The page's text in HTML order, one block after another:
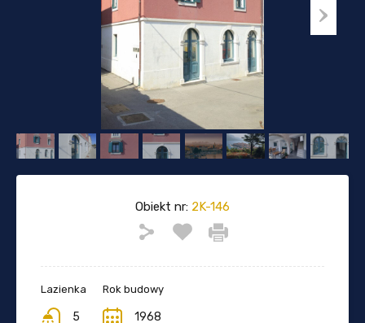
Obiekt nr: 2K-146
Lazienka
5
Rok budowy
1968